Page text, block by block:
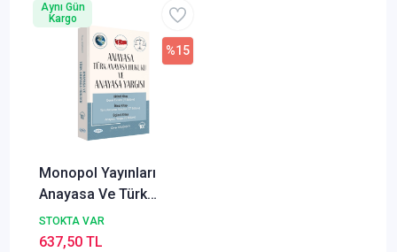
Monopol Yayınları
Anayasa Ve Türk
Anayasa Hukuku 10.
Baskı Ömer Keskinsoy
STOKTA VAR
%15
637,50 TL
Aynı Gün
Kargo